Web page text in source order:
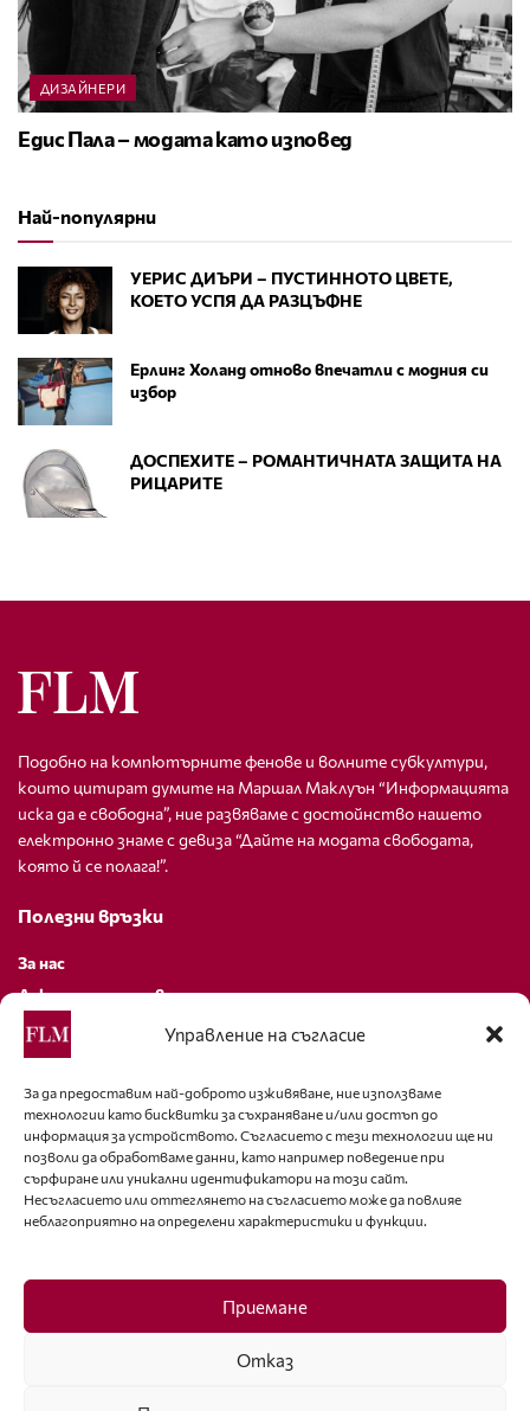
Управление на съгласие
За да предоставим най-доброто изживяване, ние използваме
технологии като бисквитки за съхраняване и/или достъп до
информация за устройството. Съгласието с тези технологии ще ни
позволи да обработваме данни, като например поведение при
сърфиране или уникални идентификатори на този сайт.
Несъгласието или оттеглянето на съгласието може да повлияе
неблагоприятно на определени характеристики и функции.
Приемане
Отказ
ДИЗАЙНЕРИ
Едис Пала – модата като изповед
Най-популярни
УЕРИС ДИЪРИ – ПУСТИННОТО ЦВЕТЕ,
КОЕТО УСПЯ ДА РАЗЦЪФНЕ
Ерлинг Холанд отново впечатли с модния си
избор
ДОСПЕХИТЕ – РОМАНТИЧНАТА ЗАЩИТА НА
РИЦАРИТЕ
Подобно на компютърните фенове и волните субкултури,
които цитират думите на Маршал Маклуън “Информацията
иска да е свободна”, ние развяваме с достойнство нашето
електронно знаме с девиза “Дайте на модата свободата,
която й се полага!”.
Полезни връзки
За нас
Декларация за поверителност
Политика за бисквитки
За контакти
editor@fashion-lifestyle.net
+359 88 227 33 47
Последвайте ни
Facebook